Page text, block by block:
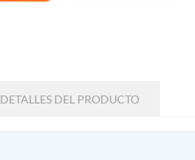
DETALLES DEL PRODUCTO